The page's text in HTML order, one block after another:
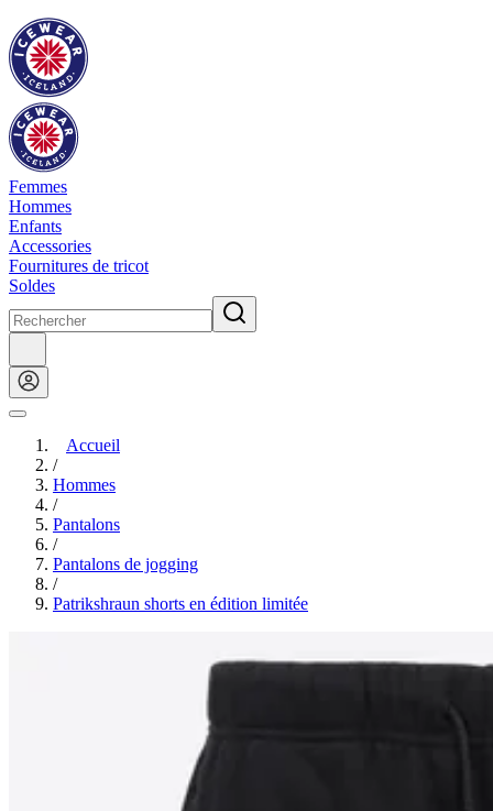
Femmes
Hommes
Enfants
Accessories
Fournitures de tricot
Soldes
Accueil
/
Hommes
/
Pantalons
/
Pantalons de jogging
/
Patrikshraun shorts en édition limitée